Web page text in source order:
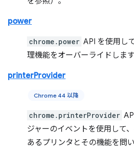
power
chrome.power API を使用し
理機能をオーバーライドします
printerProvider
Chrome 44 以降
chrome.printerProvider
ジャーのイベントを使用して
あるプリンタとその機能を問